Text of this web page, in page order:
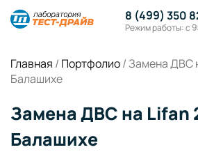
8 (499) 350
Режим работы: с
Главная / Портфолио/ Замена ДВС
Балашихе
Замена ДВС на Lifan
Балашихе